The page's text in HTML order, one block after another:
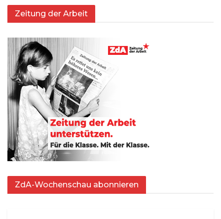
Zeitung der Arbeit
ZdA-Wochenschau abonnieren